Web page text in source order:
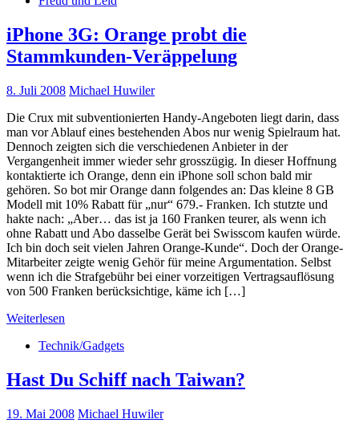
iPhone 3G: Orange probt die
Stammkunden-Veräppelung
8. Juli 2008 Michael Huwiler
Die Crux mit subventionierten Handy-Angeboten liegt darin, dass
man vor Ablauf eines bestehenden Abos nur wenig Spielraum hat.
Dennoch zeigten sich die verschiedenen Anbieter in der
Vergangenheit immer wieder sehr grosszügig. In dieser Hoffnung
kontaktierte ich Orange, denn ein iPhone soll schon bald mir
gehören. So bot mir Orange dann folgendes an: Das kleine 8 GB
Modell mit 10% Rabatt für „nur“ 679.- Franken. Ich stutzte und
hakte nach: „Aber… das ist ja 160 Franken teurer, als wenn ich
ohne Rabatt und Abo dasselbe Gerät bei Swisscom kaufen würde.
Ich bin doch seit vielen Jahren Orange-Kunde“. Doch der Orange-
Mitarbeiter zeigte wenig Gehör für meine Argumentation. Selbst
wenn ich die Strafgebühr bei einer vorzeitigen Vertragsauflösung
von 500 Franken berücksichtige, käme ich […]
Weiterlesen
Technik/Gadgets
Hast Du Schiff nach Taiwan?
19. Mai 2008 Michael Huwiler